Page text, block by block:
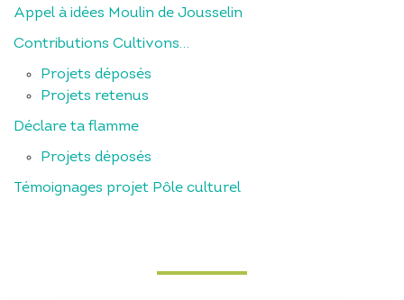
Appel à idées Moulin de Jousselin
Contributions Cultivons…
Projets déposés
Projets retenus
Déclare ta flamme
Projets déposés
Témoignages projet Pôle culturel